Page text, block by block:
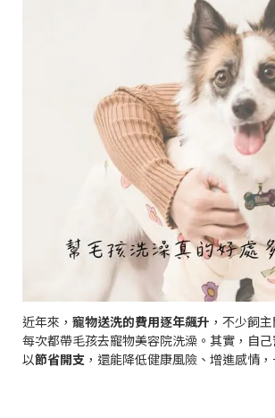
近年來， 寵物送洗的費用逐年飆升 ，不少飼
每次都帶毛孩去寵物美容院洗澡。其實，自
以節省開支 ，還能降低健康風險、增進感情，